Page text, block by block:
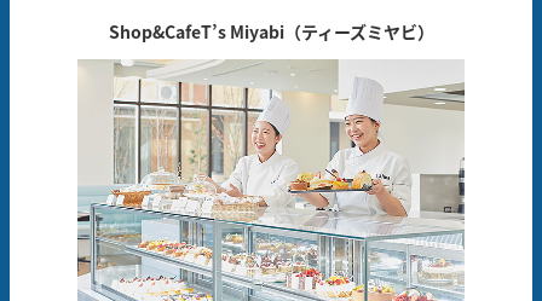
Shop&CafeT’s Miyabi（ティーズミヤビ）